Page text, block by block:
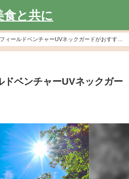
食と共に
ィールドベンチャーUVネックガードがおすす
ドベンチャーUVネックガー